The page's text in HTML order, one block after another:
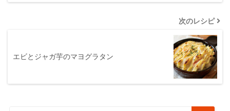
次のレシピ
エビとジャガ芋のマヨグラタン